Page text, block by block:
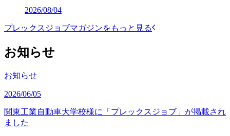
2026/08/04
プレックスジョブマガジンをもっと見る
お知らせ
お知らせ
2026/06/05
関東工業自動車大学校様に「プレックスジョブ」が掲載され
ました